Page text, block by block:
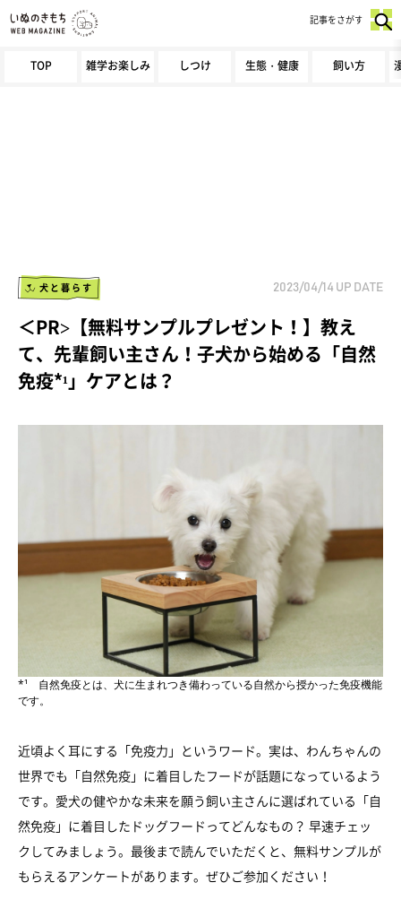
TOP 雑学お楽しみ しつけ 生態・健康 飼い方
記事をさがす
犬と暮らす 2023/04/14 UP DATE
＜PR>【無料サンプルプレゼント！】教え
て、先輩飼い主さん！子犬から始める「自然
免疫*¹」ケアとは？
*¹ 自然免疫とは、犬に生まれつき備わっている自然から授かった免疫機能
です。
近頃よく耳にする「免疫力」というワード。実は、わんちゃんの
世界でも「自然免疫」に着目したフードが話題になっているよう
です。愛犬の健やかな未来を願う飼い主さんに選ばれている「自
然免疫」に着目したドッグフードってどんなもの？ 早速チェッ
クしてみましょう。最後まで読んでいただくと、無料サンプルが
もらえるアンケートがあります。ぜひご参加ください！